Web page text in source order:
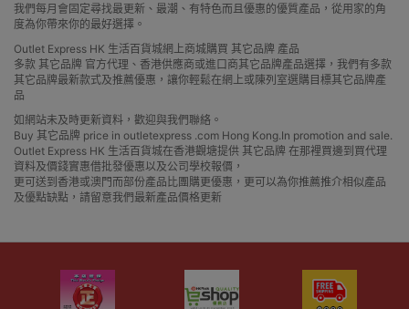
我們每月會固定尋找最更新、最潮、有特色而且優惠的優質產品，從用家的角
度為你帶來你的最好選擇。
Outlet Express HK 生活百貨城網上商城購買 其它品牌 產品
多款 其它品牌 官方代理、香港供應商或進口商其它品牌產品選擇，我們有多款
其它品牌最新款式及推薦優惠，讓你輕鬆在網上或陳列室選購目標其它品牌產
品
如網站未及時更新資料，歡迎與我們聯絡。
Buy 其它品牌 price in outletexpress .com Hong Kong.In promotion and sale.
Outlet Express HK 生活百貨城在香港觀塘提供 其它品牌 在那裡買邊到買代理
資料及價錢實惠借批發優惠以及公司學校報價，
更可送到香港或澳門而部份產品比團購更優惠，更可以為你推薦推介相似產品
及優點缺點，請留意我們最新產品價格更新